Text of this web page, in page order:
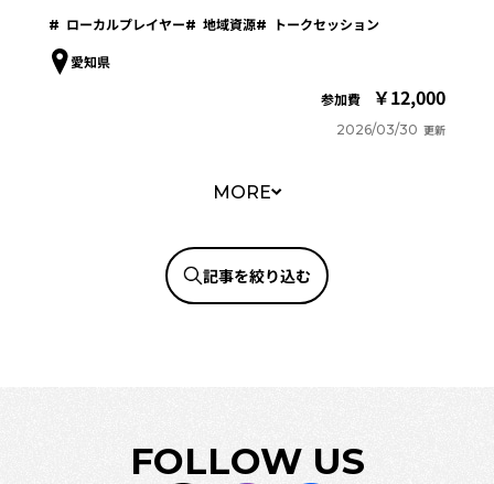
ローカルプレイヤー 地域資源 トークセッション
愛知県
参加費
12,000
2026/03/30 更新
MORE
記事を絞り込む
FOLLOW US